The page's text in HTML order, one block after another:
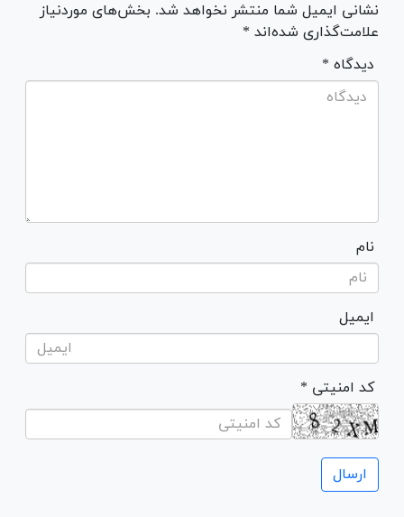
نشانی ایمیل شما منتشر نخواهد شد. بخش‌های موردنیاز
علامت‌گذاری شده‌اند *
* دیدگاه
نام
ایمیل
* کد امنیتی